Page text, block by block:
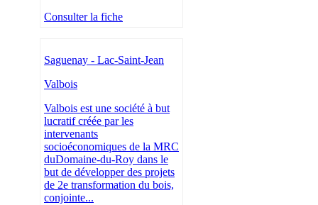
Consulter la fiche
Saguenay - Lac-Saint-Jean
Valbois
Valbois est une société à but
lucratif créée par les
intervenants
socioéconomiques de la MRC
duDomaine-du-Roy dans le
but de développer des projets
de 2e transformation du bois,
conjointe...